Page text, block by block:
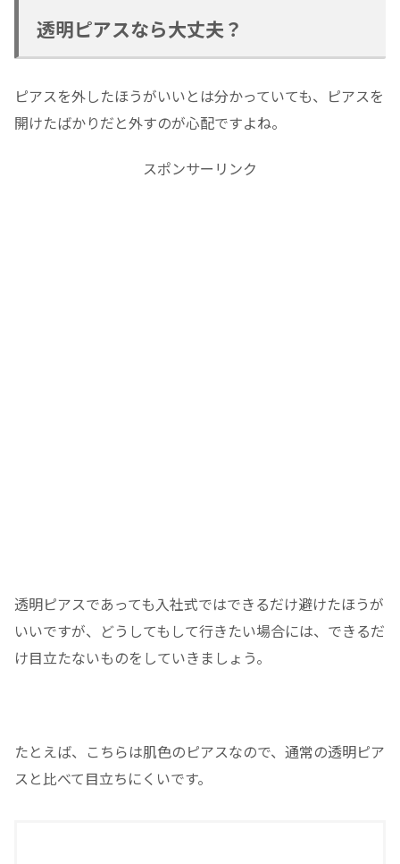
透明ピアスなら大丈夫？
ピアスを外したほうがいいとは分かっていても、ピアスを
開けたばかりだと外すのが心配ですよね。
スポンサーリンク
透明ピアスであっても入社式ではできるだけ避けたほうが
いいですが、どうしてもして行きたい場合には、できるだ
け目立たないものをしていきましょう。
たとえば、こちらは肌色のピアスなので、通常の透明ピア
スと比べて目立ちにくいです。